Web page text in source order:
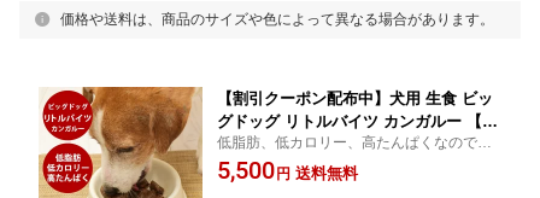
価格や送料は、商品のサイズや色によって異なる場合があります。
【割引クーポン配布中】犬用 生食 ビッ
グドッグ リトルバイツ カンガルー 【冷
凍生食小粒】
低脂肪、低カロリー、高たんぱくなので、
体重管理などにオススメ
5,500円 送料無料